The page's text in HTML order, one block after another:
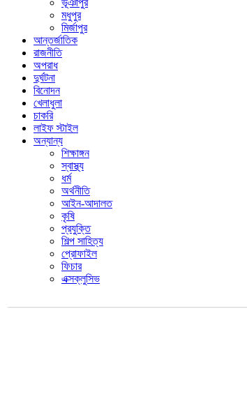
ভূঞাপুর
মধুপুর
মির্জাপুর
আন্তর্জাতিক
রাজনীতি
অপরাধ
দুর্ঘটনা
বিনোদন
খেলাধুলা
চাকরি
লাইফ স্টাইল
অন্যান্য
শিক্ষাঙ্গন
স্বাস্থ্য
ধর্ম
অর্থনীতি
আইন-আদালত
কৃষি
প্রযুক্তি
শিল্প সাহিত্য
প্রোফাইল
ফিচার
এক্সক্লুসিভ